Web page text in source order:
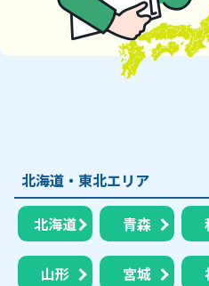
北海道・東北エリア
北海道 青森
山形 宮城